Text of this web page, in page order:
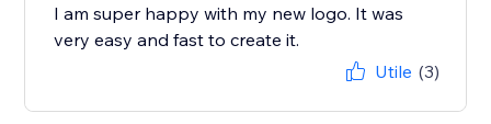
I am super happy with my new logo. It was
very easy and fast to create it.
Utile (3)